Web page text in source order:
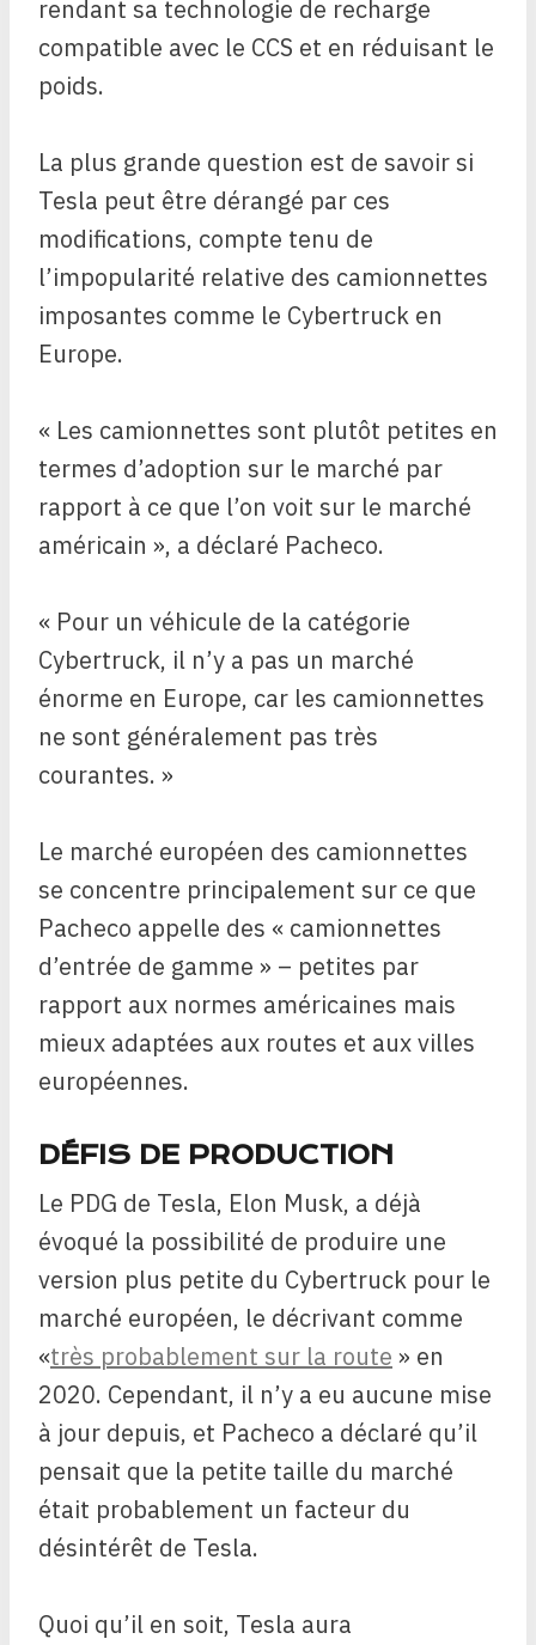
rendant sa technologie de recharge
compatible avec le CCS et en réduisant le
poids.
La plus grande question est de savoir si
Tesla peut être dérangé par ces
modifications, compte tenu de
l’impopularité relative des camionnettes
imposantes comme le Cybertruck en
Europe.
« Les camionnettes sont plutôt petites en
termes d’adoption sur le marché par
rapport à ce que l’on voit sur le marché
américain », a déclaré Pacheco.
« Pour un véhicule de la catégorie
Cybertruck, il n’y a pas un marché
énorme en Europe, car les camionnettes
ne sont généralement pas très
courantes. »
Le marché européen des camionnettes
se concentre principalement sur ce que
Pacheco appelle des « camionnettes
d’entrée de gamme » – petites par
rapport aux normes américaines mais
mieux adaptées aux routes et aux villes
européennes.
DÉFIS DE PRODUCTION
Le PDG de Tesla, Elon Musk, a déjà
évoqué la possibilité de produire une
version plus petite du Cybertruck pour le
marché européen, le décrivant comme
«très probablement sur la route » en
2020. Cependant, il n’y a eu aucune mise
à jour depuis, et Pacheco a déclaré qu’il
pensait que la petite taille du marché
était probablement un facteur du
désintérêt de Tesla.
Quoi qu’il en soit, Tesla aura